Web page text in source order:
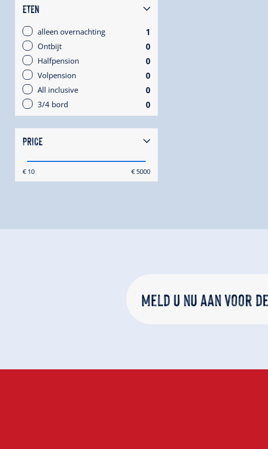
ETEN
alleen overnachting 1
Ontbijt 0
Halfpension 0
Volpension 0
All inclusive 0
3/4 bord 0
PRICE
€ 10 € 5000
Meld u nu aan voor